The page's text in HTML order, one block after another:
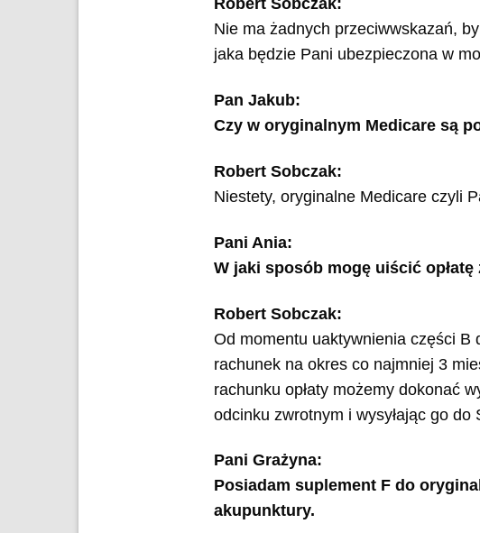
Robert Sobczak:
Nie ma żadnych przeciwwskazań,
jaka będzie Pani ubezpieczona w
Pan Jakub:
Czy w oryginalnym Medicare są
Robert Sobczak:
Niestety, oryginalne Medicare czyli
Pani Ania:
W jaki sposób mogę uiścić
Robert Sobczak:
Od momentu uaktywnienia części B
rachunek na okres co najmniej 3
rachunku opłaty możemy dokonać
odcinku zwrotnym i wysyłając go do
Pani Grażyna:
Posiadam suplement F do
akupunktury.